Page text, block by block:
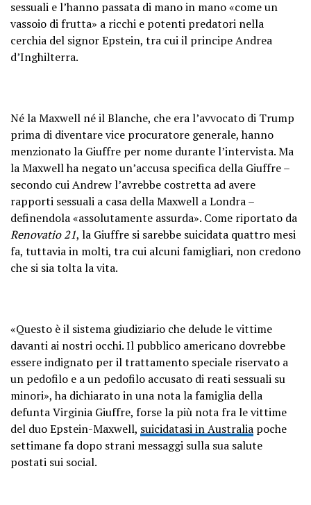
sessuali e l’hanno passata di mano in mano «come un
vassoio di frutta» a ricchi e potenti predatori nella
cerchia del signor Epstein, tra cui il principe Andrea
d’Inghilterra.
Né la Maxwell né il Blanche, che era l’avvocato di Trump
prima di diventare vice procuratore generale, hanno
menzionato la Giuffre per nome durante l’intervista. Ma
la Maxwell ha negato un’accusa specifica della Giuffre –
secondo cui Andrew l’avrebbe costretta ad avere
rapporti sessuali a casa della Maxwell a Londra –
definendola «assolutamente assurda». Come riportato da
Renovatio 21, la Giuffre si sarebbe suicidata quattro mesi
fa, tuttavia in molti, tra cui alcuni famigliari, non credono
che si sia tolta la vita.
«Questo è il sistema giudiziario che delude le vittime
davanti ai nostri occhi. Il pubblico americano dovrebbe
essere indignato per il trattamento speciale riservato a
un pedofilo e a un pedofilo accusato di reati sessuali su
minori», ha dichiarato in una nota la famiglia della
defunta Virginia Giuffre, forse la più nota fra le vittime
del duo Epstein-Maxwell, suicidatasi in Australia poche
settimane fa dopo strani messaggi sulla sua salute
postati sui social.